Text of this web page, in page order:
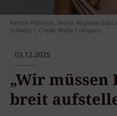
Kerstin Pillmann, Senior Regional
Schweiz | Credit: Wella Company
03.12.2025
„Wir müssen
breit